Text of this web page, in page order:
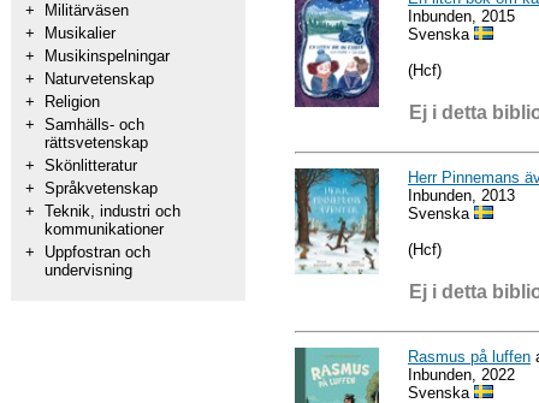
+
Militärväsen
+
Musikalier
+
Musikinspelningar
+
Naturvetenskap
+
Religion
+ Samhälls- och
rättsvetenskap
+ Skönlitteratur
+ Språkvetenskap
+ Teknik, industri och
kommunikationer
+
Uppfostran och
undervisning
Inbunden, 2015
Svenska
(Hcf)
Ej i detta
Herr Pinnemans
Inbunden, 2013
Svenska
(Hcf)
Ej i detta
Rasmus på luffen
Inbunden, 2022
Svenska